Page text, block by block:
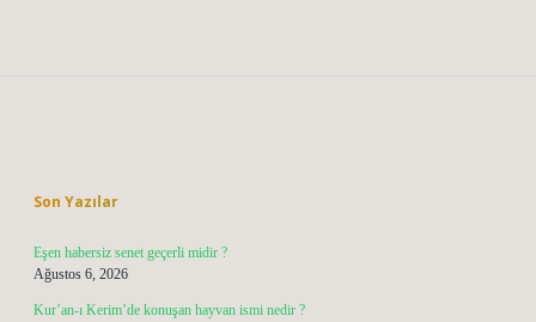
Son Yazılar
Eşen habersiz senet geçerli midir ?
Ağustos 6, 2026
Kur’an-ı Kerim’de konuşan hayvan ismi nedir ?